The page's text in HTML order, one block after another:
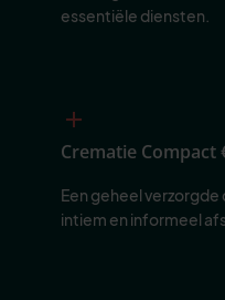
essentiële diensten.
Crematie Compact
Een geheel
intiem en informeel